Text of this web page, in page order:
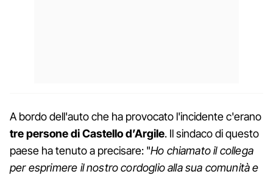
A bordo dell'auto che ha provocato l'incidente c'erano
tre persone di Castello d’Argile. Il sindaco di questo
paese ha tenuto a precisare: "Ho chiamato il collega
per esprimere il nostro cordoglio alla sua comunità e